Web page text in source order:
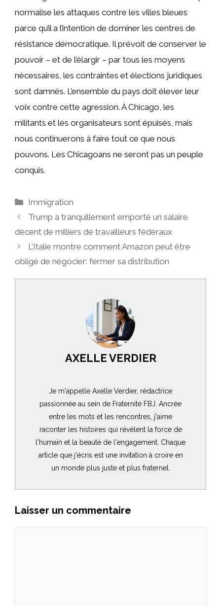
normalise les attaques contre les villes bleues
parce qu’il a l’intention de dominer les centres de
résistance démocratique. Il prévoit de conserver le
pouvoir – et de l’élargir – par tous les moyens
nécessaires, les contraintes et élections juridiques
sont damnés. L’ensemble du pays doit élever leur
voix contre cette agression. À Chicago, les
militants et les organisateurs sont épuisés, mais
nous continuerons à faire tout ce que nous
pouvons. Les Chicagoans ne seront pas un peuple
conquis.
Catégories
Immigration
Trump a tranquillement emporté un salaire
décent de milliers de travailleurs fédéraux
L’Italie montre comment Amazon peut être
obligé de négocier: fermer sa distribution
AXELLE VERDIER
Je m'appelle Axelle Verdier, rédactrice
passionnée au sein de Fraternité FBJ. Ancrée
entre les mots et les rencontres, j'aime
raconter les histoires qui révèlent la force de
l'humain et la beauté de l'engagement. Chaque
article que j'écris est une invitation à croire en
un monde plus juste et plus fraternel.
Laisser un commentaire